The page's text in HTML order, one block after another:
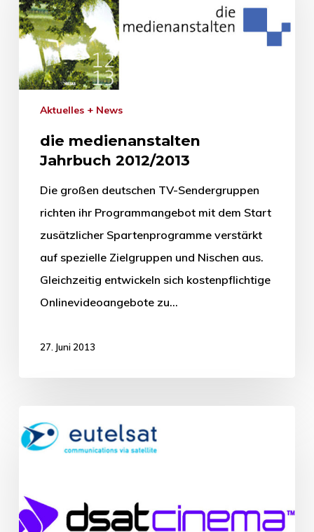
Aktuelles + News
die medienanstalten
Jahrbuch 2012/2013
Die großen deutschen TV-Sendergruppen
richten ihr Programmangebot mit dem Start
zusätzlicher Spartenprogramme verstärkt
auf spezielle Zielgruppen und Nischen aus.
Gleichzeitig entwickeln sich kostenpflichtige
Onlinevideoangebote zu…
27. Juni 2013